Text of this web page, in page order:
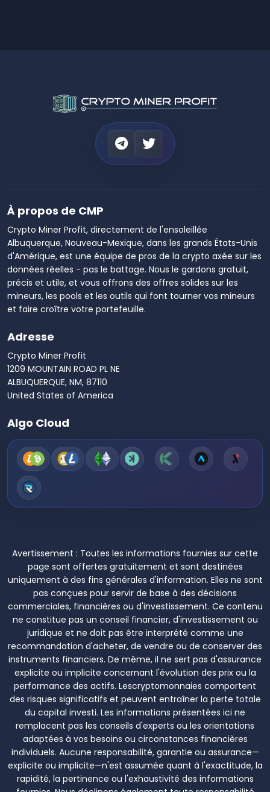
À propos de CMP
Crypto Miner Profit, directement de l'ensoleillée
Albuquerque, Nouveau-Mexique, dans les grands États-Unis
d'Amérique, est une équipe de pros de la crypto axée sur les
données réelles - pas le battage. Nous le gardons gratuit,
précis et utile, et vous offrons des offres solides sur les
mineurs, les pools et les outils qui font tourner vos mineurs
et faire croître votre portefeuille.
Adresse
Crypto Miner Profit
1209 MOUNTAIN ROAD PL NE
ALBUQUERQUE, NM, 87110
United States of America
Algo Cloud
Avertissement : Toutes les informations fournies sur cette
page sont offertes gratuitement et sont destinées
uniquement à des fins générales d'information. Elles ne sont
pas conçues pour servir de base à des décisions
commerciales, financières ou d'investissement. Ce contenu
ne constitue pas un conseil financier, d'investissement ou
juridique et ne doit pas être interprété comme une
recommandation d'acheter, de vendre ou de conserver des
instruments financiers. De même, il ne sert pas d'assurance
explicite ou implicite concernant l'évolution des prix ou la
performance des actifs. Lescryptomonnaies comportent
des risques significatifs et peuvent entraîner la perte totale
du capital investi. Les informations présentées ici ne
remplacent pas les conseils d'experts ou les orientations
adaptées à vos besoins ou circonstances financières
individuels. Aucune responsabilité, garantie ou assurance—
explicite ou implicite—n'est assumée quant à l'exactitude, la
rapidité, la pertinence ou l'exhaustivité des informations